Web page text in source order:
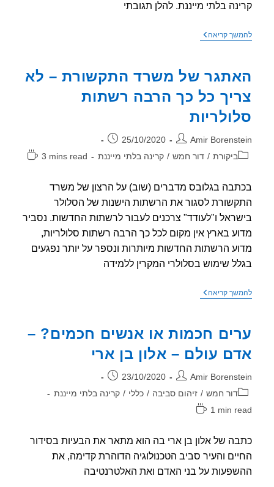
בלתי מייננת. להלן תגובתי
קריאהסרטון
על
קרינה
"הכל
בסדר"
של משרד התקשורת – לא
כל כך הרבה רשתות
Amir פורסם:
25/10/2020
ביקורת / דור חמש / קרינה בלתי מייננת
זמן
3 mins read
בגלובס מדברים (שוב) על הרצון של משרד
לסגור את הרשתות הישנות של הסלולר
ו"לעודד" צרכנים לעבור לרשתות החדשות. נסביר
בארץ אין מקום לכל כך הרבה רשתות סלולריות,
הרשתות החדשות מיותרות ונספר על יותר נפגעים
שימוש בסלולרי המקרין ללמידה
קריאההאתגר
–
לא
צריך
כל
הרבה
רשתות
חכמות או אנשים חכמים? –
עולם – אלון בן ארי
Amir פורסם:
23/10/2020
דור חמש / זיהום סביבה / כללי / קרינה בלתי מייננת
1 min
של אלון בן ארי בה הוא מתאר את הבעיות בסידור
והעיר סביב הטכנולוגיה הדוהרת קדימה, את
על בני האדם ואת האלטרנטיבה